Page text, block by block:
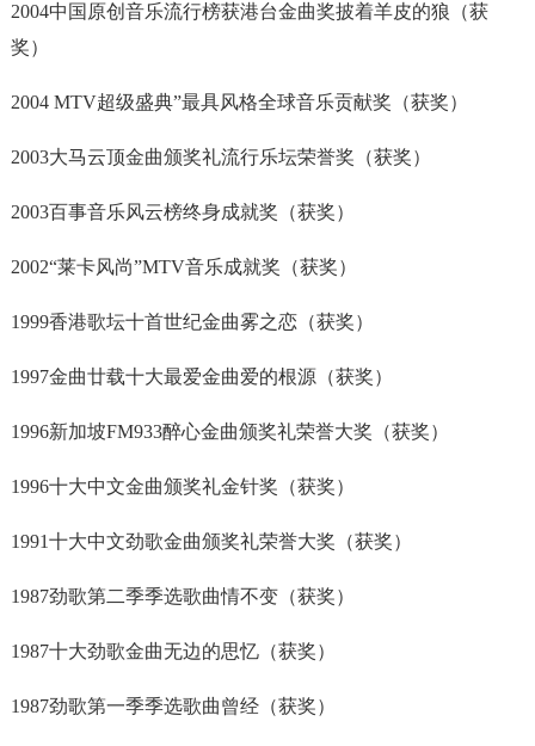
2004中国原创音乐流行榜获港台金曲奖披着羊皮的狼（获
奖）
2004 MTV超级盛典”最具风格全球音乐贡献奖（获奖）
2003大马云顶金曲颁奖礼流行乐坛荣誉奖（获奖）
2003百事音乐风云榜终身成就奖（获奖）
2002“莱卡风尚”MTV音乐成就奖（获奖）
1999香港歌坛十首世纪金曲雾之恋（获奖）
1997金曲廿载十大最爱金曲爱的根源（获奖）
1996新加坡FM933醉心金曲颁奖礼荣誉大奖（获奖）
1996十大中文金曲颁奖礼金针奖（获奖）
1991十大中文劲歌金曲颁奖礼荣誉大奖（获奖）
1987劲歌第二季季选歌曲情不变（获奖）
1987十大劲歌金曲无边的思忆（获奖）
1987劲歌第一季季选歌曲曾经（获奖）